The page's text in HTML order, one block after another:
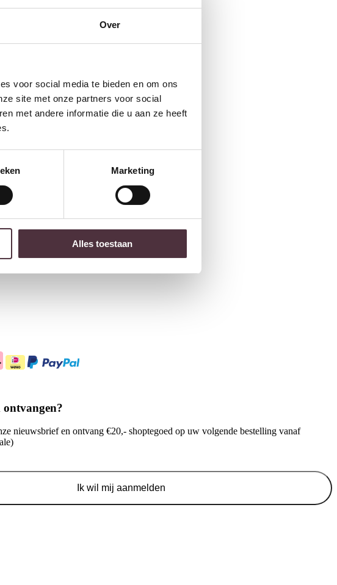
Over
voor social media te bieden en om ons
site met onze partners voor social
met andere informatie die u aan ze heeft
Marketing
Alles toestaan
ontvangen?
nieuwsbrief en ontvang €20,- shoptegoed op uw volgende bestelling vanaf
Ik wil mij aanmelden